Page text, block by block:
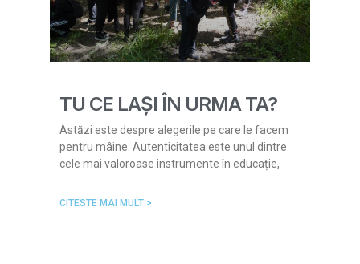
TU CE LAȘI ÎN URMA TA?
Astăzi este despre alegerile pe care le facem
pentru mâine. Autenticitatea este unul dintre
cele mai valoroase instrumente în educație,
CITESTE MAI MULT >